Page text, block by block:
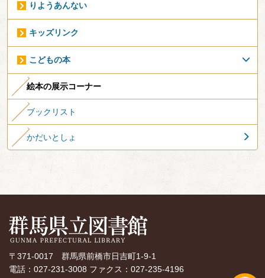
りようあんない
キッズリンク
こどもの本
絵本の展示コーナー
ブックリスト
かだいとしょ
〒371-0017 群馬県前橋市日吉町1-9-1
電話：027-231-3008 ファクス：027-235-4196